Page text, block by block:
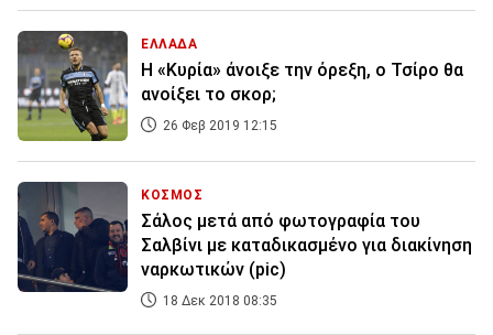
ΕΛΛΑΔΑ
Η «Κυρία» άνοιξε την όρεξη, ο Τσίρο θα
ανοίξει το σκορ;
26 Φεβ 2019 12:15
ΚΟΣΜΟΣ
Σάλος μετά από φωτογραφία του
Σαλβίνι με καταδικασμένο για διακίνηση
ναρκωτικών (pic)
18 Δεκ 2018 08:35